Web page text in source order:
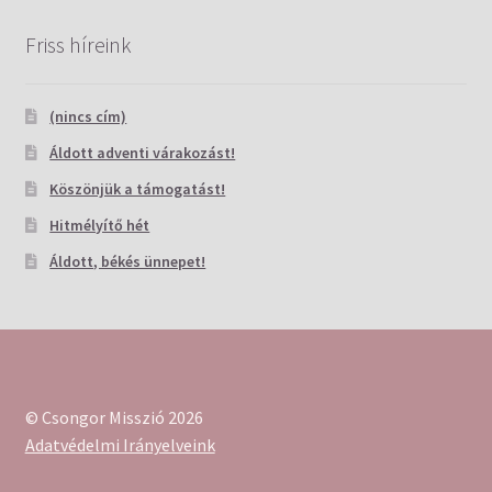
Friss híreink
(nincs cím)
Áldott adventi várakozást!
Köszönjük a támogatást!
Hitmélyítő hét
Áldott, békés ünnepet!
© Csongor Misszió 2026
Adatvédelmi Irányelveink